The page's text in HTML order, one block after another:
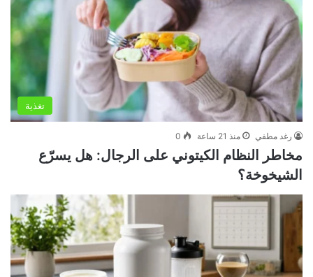
تغذية
رغد مطفي منذ 21 ساعة 0
مخاطر النظام الكيتوني على الرجال: هل يسرّع
الشيخوخة؟